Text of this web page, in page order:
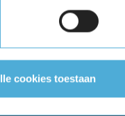
cookies toestaan